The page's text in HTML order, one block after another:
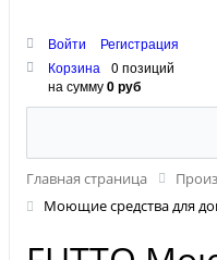
Войти
Регистрация
Корзина
0 позиций
на сумму0 руб
Главная страница
Моющие средства для